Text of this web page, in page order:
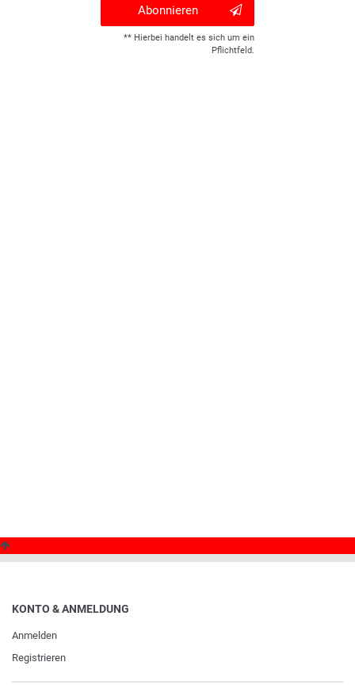
Abonnieren
** Hierbei handelt es sich um ein
Pflichtfeld.
KONTO & ANMELDUNG
Anmelden
Registrieren